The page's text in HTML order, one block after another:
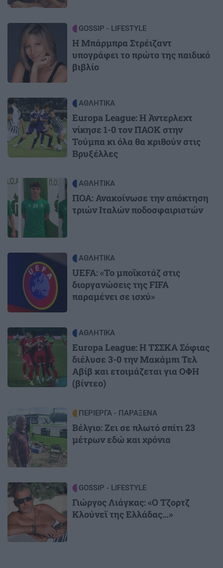
Image GOSSIP - LIFESTYLE
Η Μπάρμπρα Στρέιζαντ
υπογράφει το πρώτο της παιδικό
βιβλίο
Image ΑΘΛΗΤΙΚΑ
Europa League: Η Άντερλεχτ
νίκησε 1-0 τον ΠΑΟΚ στην
Τούμπα κι όλα θα κριθούν στις
Βρυξέλλες
Image ΑΘΛΗΤΙΚΑ
ΠΟΑ: Ανακοίνωσε την απόκτηση
τριών Ιταλών ποδοσφαιριστών
ΑΘΛΗΤΙΚΑ
UEFA: «Το μποϊκοτάζ στις
διοργανώσεις της FIFA
παραμένει σε ισχύ»
Image ΑΘΛΗΤΙΚΑ
Europa League: Η ΤΣΣΚΑ Σόφιας
διέλυσε 3-0 την Μακάμπι Τελ
Αβίβ και ετοιμάζεται για ΟΦΗ
(βίντεο)
Image ΠΕΡΙΕΡΓΑ - ΠΑΡΑΞΕΝΑ
Βέλγιο: Ζει σε πλωτό σπίτι 23
μέτρων εδώ και χρόνια
Image GOSSIP - LIFESTYLE
Γιώργος Λιάγκας: «Ο Τζορτζ
Κλούνεϊ της Ελλάδας…»